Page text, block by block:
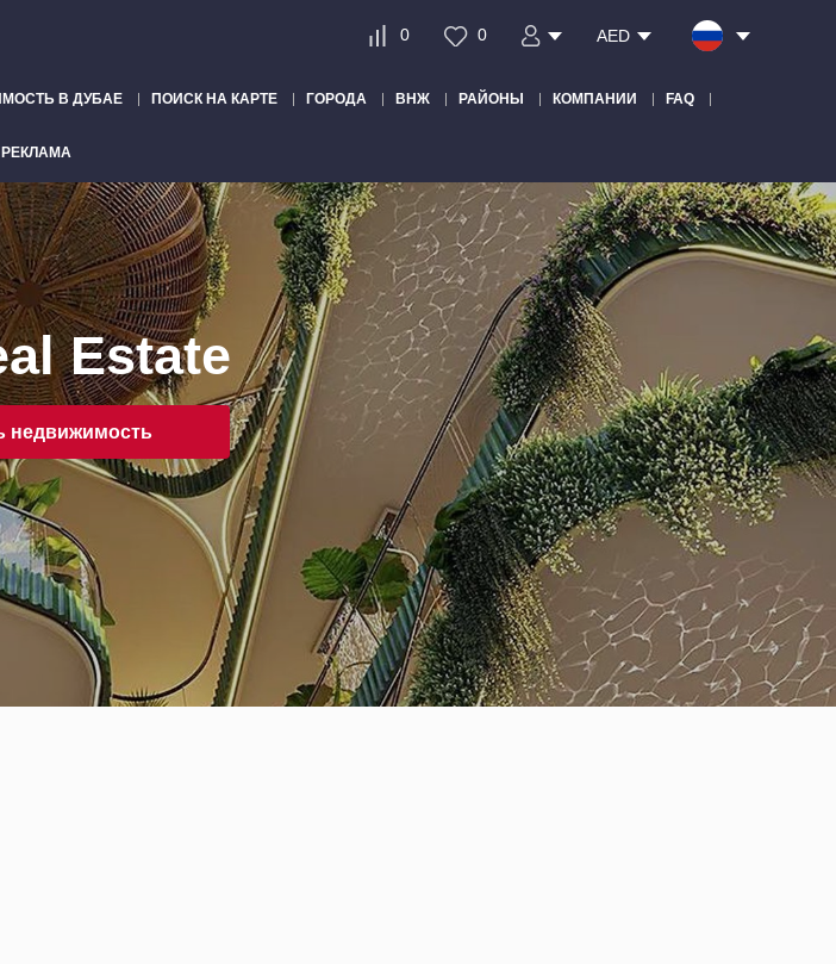
0 0 AED
В ДУБАЕ ПОИСК НА КАРТЕ ГОРОДА ВНЖ РАЙОНЫ КОМПАНИИ FAQ
РЕКЛАМА
Estate
недвижимость